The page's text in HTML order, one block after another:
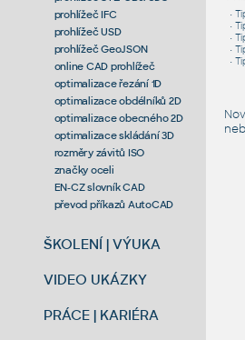
prohlížeč IFC
prohlížeč USD
prohlížeč GeoJSON
online CAD prohlížeč
optimalizace řezání 1D
optimalizace obdélníků 2D
optimalizace obecného 2D
optimalizace skládání 3D
rozměry závitů ISO
značky oceli
EN-CZ slovník CAD
převod příkazů AutoCAD
ŠKOLENÍ | VÝUKA
VIDEO UKÁZKY
PRÁCE | KARIÉRA
•
•
•
•
•